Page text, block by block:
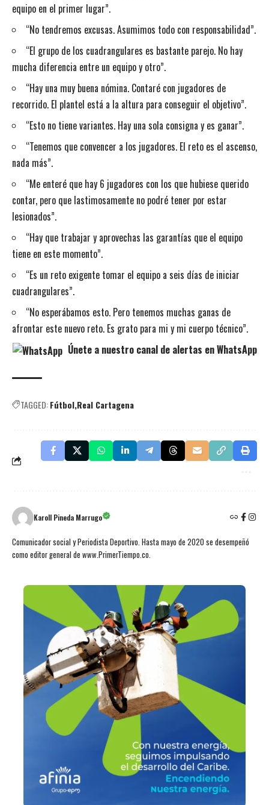
equipo en el primer lugar”.
“No tendremos excusas. Asumimos todo con responsabilidad”.
“El grupo de los cuadrangulares es bastante parejo. No hay
mucha diferencia entre un equipo y otro”.
“Hay una muy buena nómina. Contaré con jugadores de
recorrido. El plantel está a la altura para conseguir el objetivo”.
“Esto no tiene variantes. Hay una sola consigna y es ganar”.
“Tenemos que convencer a los jugadores. El reto es el ascenso,
nada más”.
“Me enteré que hay 6 jugadores con los que hubiese querido
contar, pero que lastimosamente no podré tener por estar
lesionados”.
“Hay que trabajar y aprovechas las garantías que el equipo
tiene en este momento”.
“Es un reto exigente tomar el equipo a seis días de iniciar
cuadrangulares”.
“No esperábamos esto. Pero tenemos muchas ganas de
afrontar este nuevo reto. Es grato para mi y mi cuerpo técnico”.
Únete a nuestro canal de alertas en WhatsApp
TAGGED:Fútbol Real Cartagena
Karoll Pineda Marrugo
Comunicador social y Periodista Deportivo. Hasta mayo de 2020 se desempeñó
como editor general de www.PrimerTiempo.co.